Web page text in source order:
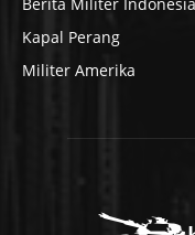
Kapal Perang
Militer Amerika